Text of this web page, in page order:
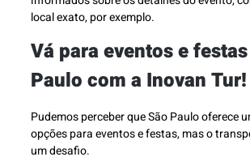
local exato, por exemplo.
Vá para eventos e
Paulo com a Inovan Tur!
Pudemos perceber que São Paulo oferece
opções para eventos e festas, mas o
um desafio.